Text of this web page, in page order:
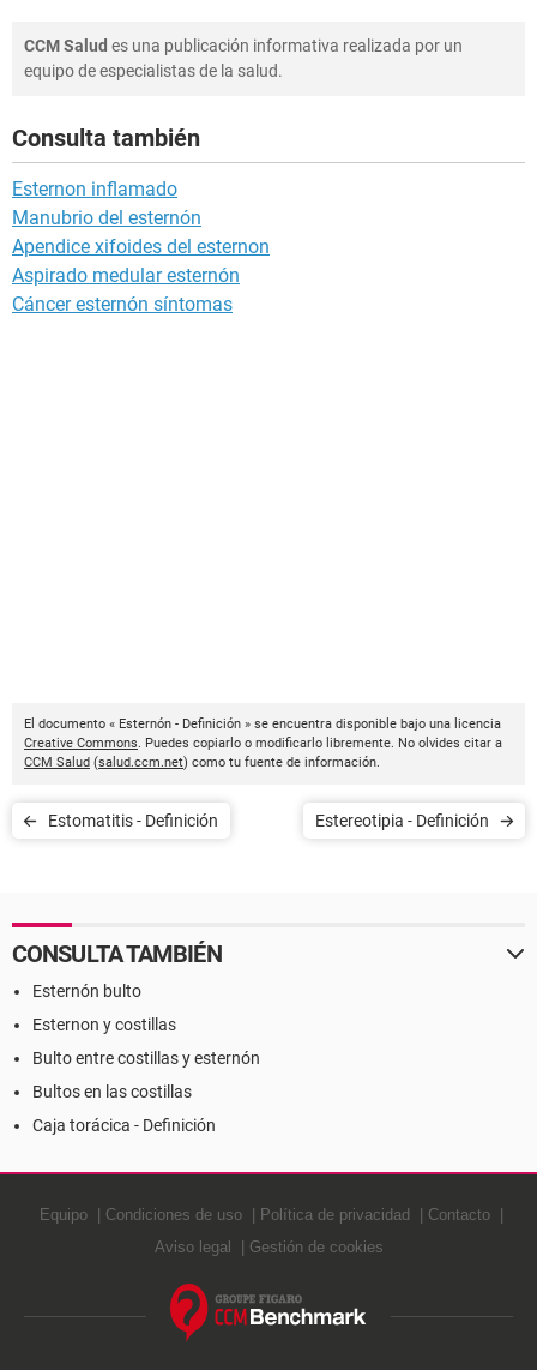
CCM Salud es una publicación informativa realizada por un
equipo de especialistas de la salud.
Consulta también
Esternon inflamado
Manubrio del esternón
Apendice xifoides del esternon
Aspirado medular esternón
Cáncer esternón síntomas
El documento « Esternón - Definición » se encuentra disponible bajo una licencia
Creative Commons. Puedes copiarlo o modificarlo libremente. No olvides citar a
CCM Salud (salud.ccm.net) como tu fuente de información.
Estomatitis - Definición Estereotipia - Definición
CONSULTA TAMBIÉN
Esternón bulto
Esternon y costillas
Bulto entre costillas y esternón
Bultos en las costillas
Caja torácica - Definición
Equipo Condiciones de uso Política de privacidad
Contacto
Aviso legal
Gestión de cookies